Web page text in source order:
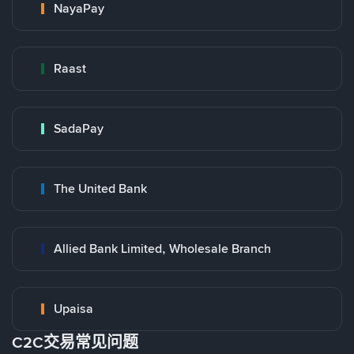
NayaPay
Raast
SadaPay
The United Bank
Allied Bank Limited, Wholesale Branch
Upaisa
C2C交易常见问题